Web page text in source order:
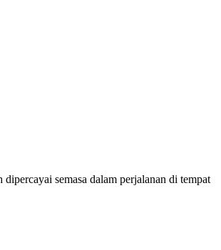
semasa dalam perjalanan di tempat